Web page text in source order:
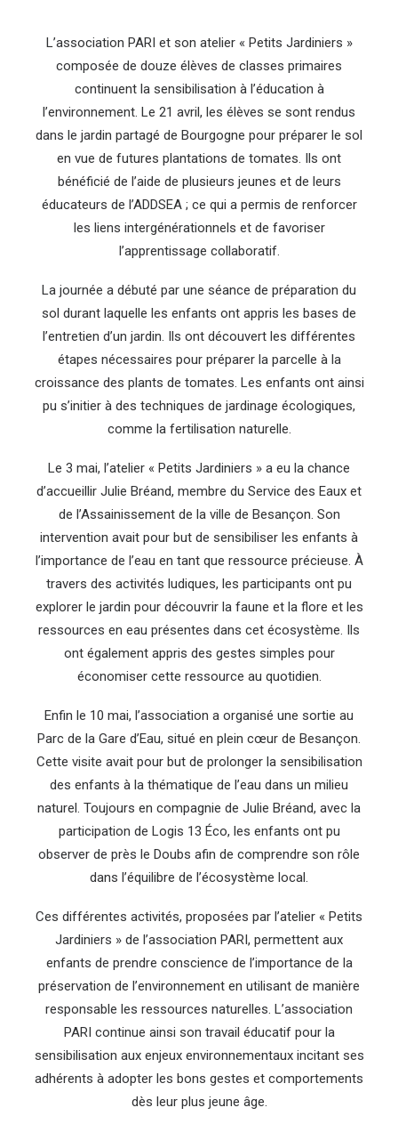
L’association PARI et son atelier « Petits Jardiniers »
composée de douze élèves de classes primaires
continuent la sensibilisation à l’éducation à
l’environnement. Le 21 avril, les élèves se sont rendus
dans le jardin partagé de Bourgogne pour préparer le sol
en vue de futures plantations de tomates. Ils ont
bénéficié de l’aide de plusieurs jeunes et de leurs
éducateurs de l’ADDSEA ; ce qui a permis de renforcer
les liens intergénérationnels et de favoriser
l’apprentissage collaboratif.
La journée a débuté par une séance de préparation du
sol durant laquelle les enfants ont appris les bases de
l’entretien d’un jardin. Ils ont découvert les différentes
étapes nécessaires pour préparer la parcelle à la
croissance des plants de tomates. Les enfants ont ainsi
pu s’initier à des techniques de jardinage écologiques,
comme la fertilisation naturelle.
Le 3 mai, l’atelier « Petits Jardiniers » a eu la chance
d’accueillir Julie Bréand, membre du Service des Eaux et
de l’Assainissement de la ville de Besançon. Son
intervention avait pour but de sensibiliser les enfants à
l’importance de l’eau en tant que ressource précieuse. À
travers des activités ludiques, les participants ont pu
explorer le jardin pour découvrir la faune et la flore et les
ressources en eau présentes dans cet écosystème. Ils
ont également appris des gestes simples pour
économiser cette ressource au quotidien.
Enfin le 10 mai, l’association a organisé une sortie au
Parc de la Gare d’Eau, situé en plein cœur de Besançon.
Cette visite avait pour but de prolonger la sensibilisation
des enfants à la thématique de l’eau dans un milieu
naturel. Toujours en compagnie de Julie Bréand, avec la
participation de Logis 13 Éco, les enfants ont pu
observer de près le Doubs afin de comprendre son rôle
dans l’équilibre de l’écosystème local.
Ces différentes activités, proposées par l’atelier « Petits
Jardiniers » de l’association PARI, permettent aux
enfants de prendre conscience de l’importance de la
préservation de l’environnement en utilisant de manière
responsable les ressources naturelles. L’association
PARI continue ainsi son travail éducatif pour la
sensibilisation aux enjeux environnementaux incitant ses
adhérents à adopter les bons gestes et comportements
dès leur plus jeune âge.